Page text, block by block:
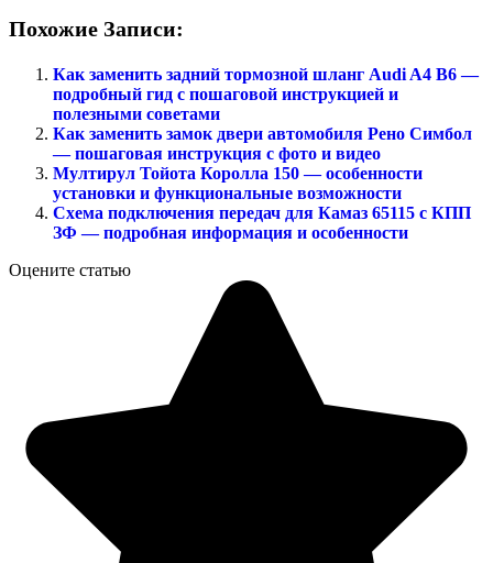
Похожие Записи:
Как заменить задний тормозной шланг Audi A4 B6 —
подробный гид с пошаговой инструкцией и
полезными советами
Как заменить замок двери автомобиля Рено Симбол
— пошаговая инструкция с фото и видео
Мултирул Тойота Королла 150 — особенности
установки и функциональные возможности
Схема подключения передач для Камаз 65115 с КПП
ЗФ — подробная информация и особенности
Оцените статью